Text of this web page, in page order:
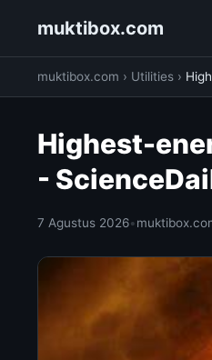
muktibox.com
muktibox.com › Utilities ›
Highest-
-
7 Agustus 2026•